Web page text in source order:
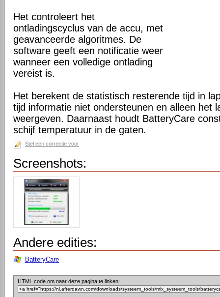
Het controleert het
ontladingscyclus van de accu, met
geavanceerde algoritmes. De
software geeft een notificatie weer
wanneer een volledige ontlading
vereist is.
Het berekent de statistisch resterende tijd in
tijd informatie niet ondersteunen en alleen het
weergeven. Daarnaast houdt BatteryCare
schijf temperatuur in de gaten.
Stel een correctie voor
Screenshots:
Andere edities:
BatteryCare
HTML code om naar deze pagina te linken: